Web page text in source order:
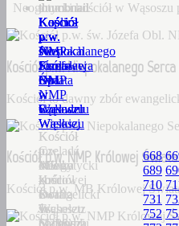
Neogotycki kościół w
Kościół p.w. Niepokalanego
Kościół to dawny zbór
Kościół p.w. NMP Królowej
Kościół p.w. MB Królowej
Kościół
p.w.
św.
Stanisława
Bpa
w
Czeladzi
Wielkiej
Czeladź
Wielka
–
Dorf
Tscheletz
(1288),
Kaplica
w
Płoskach
Kościół
p.w.
św.
Józefa
Obl.
NMP
w
Wąsoszu
Neogotycki
kościół
w
Wąsoszu
pochodzi
Kościół
p.w.
Niepokalanego
Serca
NMP
w
Wąsoszu
Kościół
to
dawny
zbór
ewangelicki
św.
Mateusza.
Kościół
p.w.
NMP
Królowej
Świata
w
Sądowelu
Kościół
p.w.
MB
Królowej
Świata
w
Sądowelu
668
689
710
731
752